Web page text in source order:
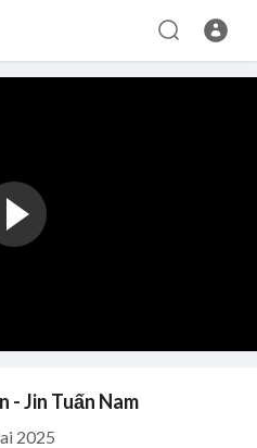
- Jin Tuấn Nam
2025